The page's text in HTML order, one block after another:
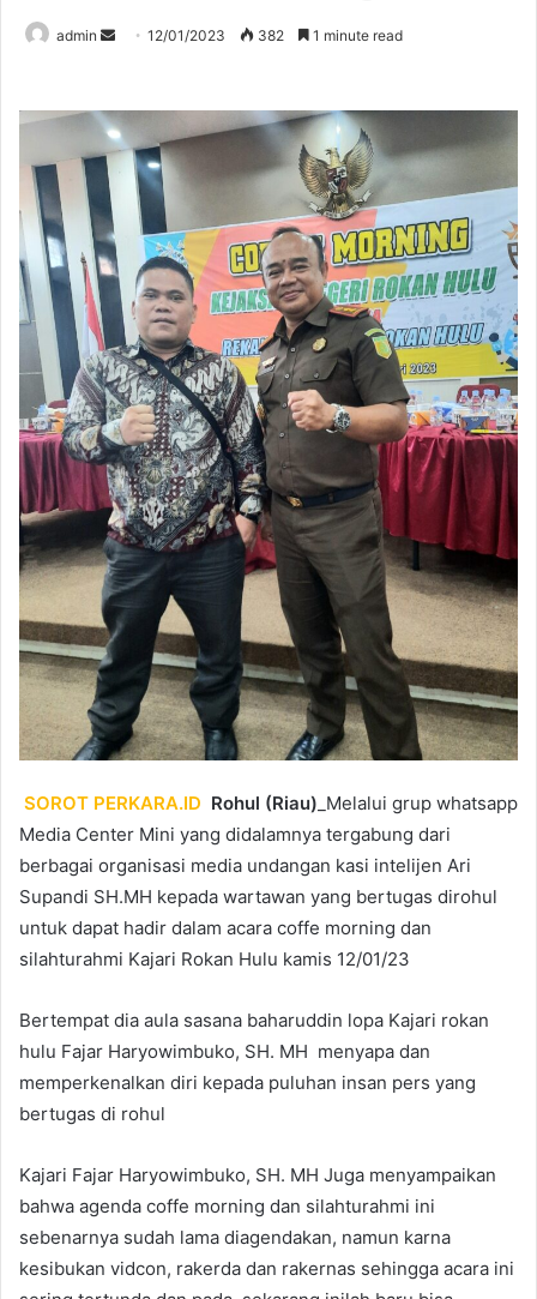
admin
Send12/01/2023 382 1 minute read
SOROT PERKARA.ID Rohul (Riau) _Melalui grup whatsapp
Media Center Mini yang didalamnya tergabung dari
berbagai organisasi media undangan kasi intelijen Ari
Supandi SH.MH kepada wartawan yang bertugas dirohul
untuk dapat hadir dalam acara coffe morning dan
silahturahmi Kajari Rokan Hulu kamis 12/01/23
Bertempat dia aula sasana baharuddin lopa Kajari rokan
hulu Fajar Haryowimbuko, SH. MH menyapa dan
memperkenalkan diri kepada puluhan insan pers yang
bertugas di rohul
Kajari Fajar Haryowimbuko, SH. MH Juga menyampaikan
bahwa agenda coffe morning dan silahturahmi ini
sebenarnya sudah lama diagendakan, namun karna
kesibukan vidcon, rakerda dan rakernas sehingga acara ini